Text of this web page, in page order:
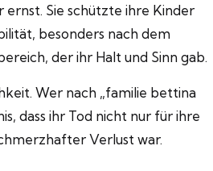
Sie schützte ihre Kinder
besonders nach dem
der ihr Halt und Sinn gab.
Wer nach „familie bettina
dass ihr Tod nicht nur für ihre
Verlust war.